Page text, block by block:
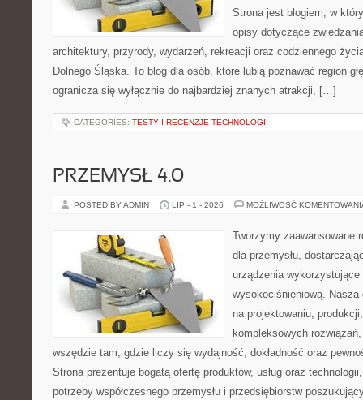
Strona jest blogiem, w
opisy dotyczące
architektury, przyrody, wydarzeń, rekreacji oraz codziennego
Dolnego Śląska. To blog dla osób, które lubią poznawać region
ogranicza się wyłącznie do najbardziej znanych atrakcji, […]
CATEGORIES: TESTY I RECENZJE TECHNOLOGII
PRZEMYSŁ 4.0
POSTED BY ADMIN LIP - 1 - 2026 MOŻLIWOŚĆ
Tworzymy zaawansowane
dla przemysłu,
urządzenia wykorzystujące
wysokociśnieniową. Nasza
na projektowaniu,
kompleksowych
wszędzie tam, gdzie liczy się wydajność, dokładność oraz
Strona prezentuje bogatą ofertę produktów, usług oraz
potrzeby współczesnego przemysłu i przedsiębiorstw